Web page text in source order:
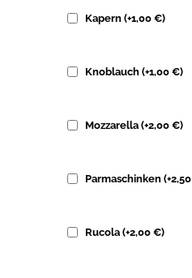
Kapern (+1,00 €)
Knoblauch (+1,00 €)
Mozzarella (+2,00 €)
Parmaschinken (+2,50
Rucola (+2,00 €)